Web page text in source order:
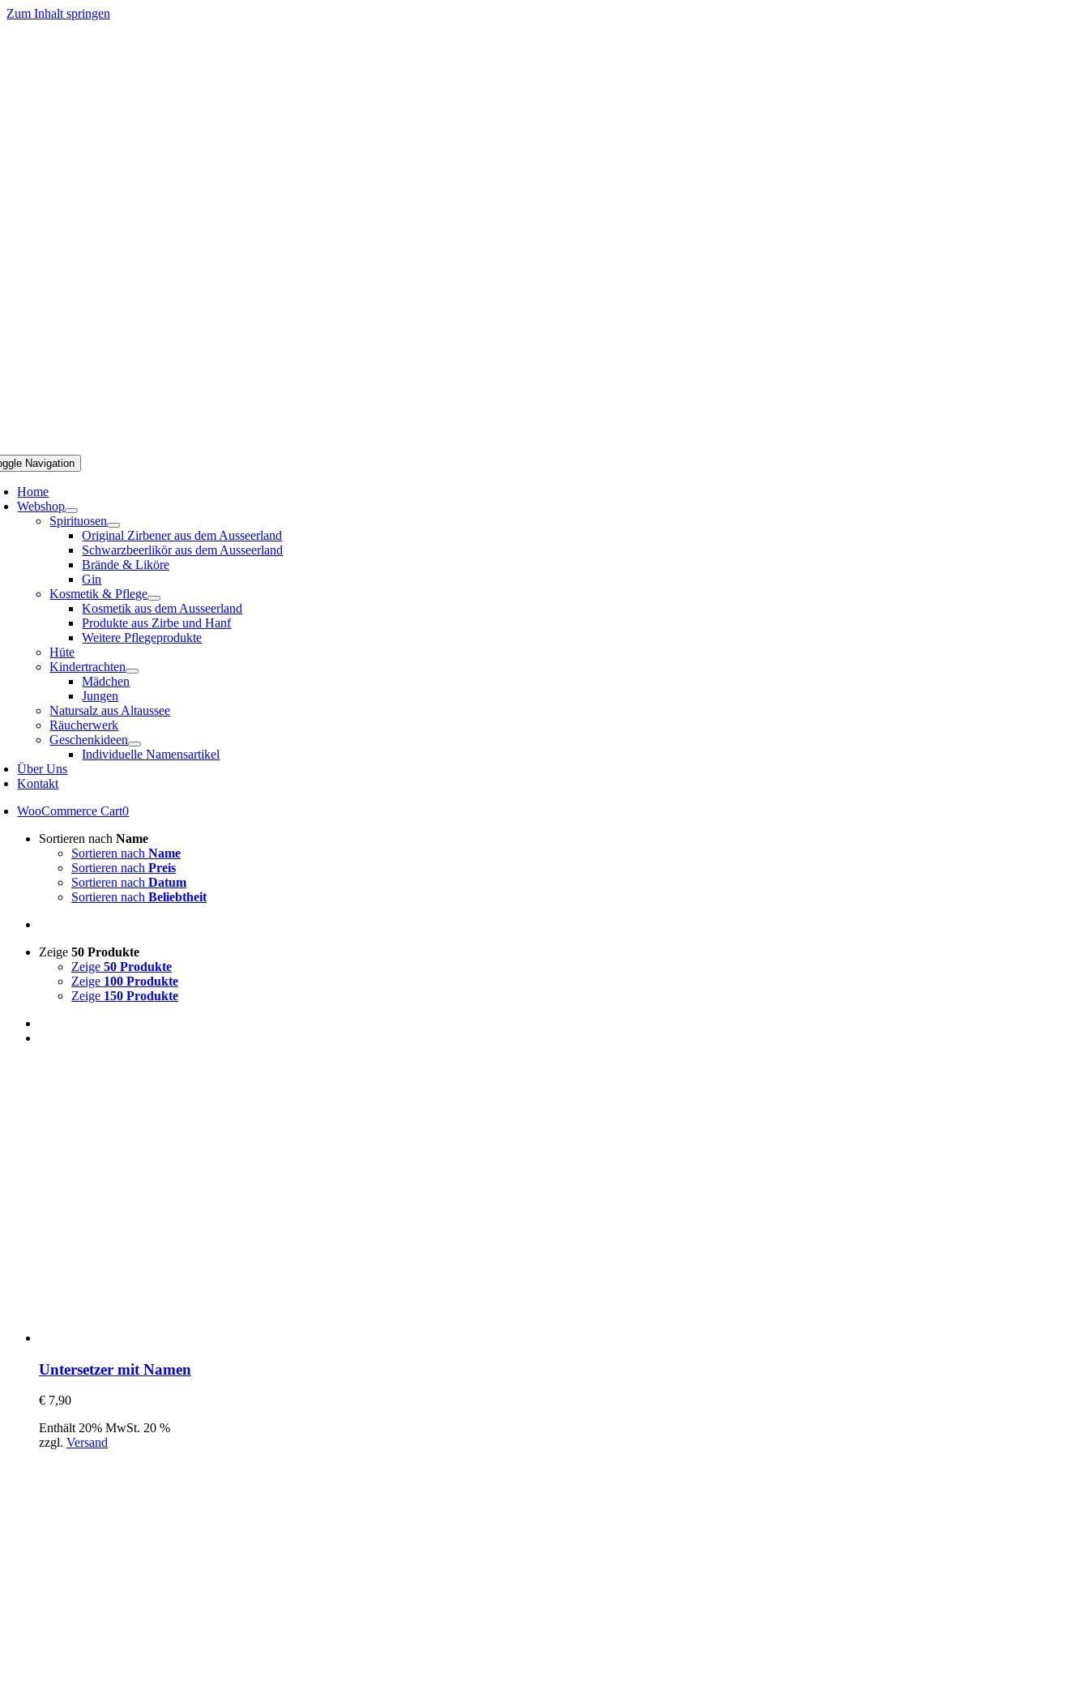
Zum Inhalt springen
Navigation
Home
Webshop
Spirituosen
Original Zirbener aus dem Ausseerland
Schwarzbeerlikör aus dem Ausseerland
Brände & Liköre
Gin
Kosmetik & Pflege
Kosmetik aus dem Ausseerland
Produkte aus Zirbe und Hanf
Weitere Pflegeprodukte
Hüte
Kindertrachten
Mädchen
Jungen
Natursalz aus Altaussee
Räucherwerk
Geschenkideen
Individuelle Namensartikel
Über Uns
Kontakt
WooCommerce Cart0
Sortieren nach Name
Sortieren nach Name
Sortieren nach Preis
Sortieren nach Datum
Sortieren nach Beliebtheit
Zeige 50 Produkte
Zeige 50 Produkte
Zeige 100 Produkte
Zeige 150 Produkte
Untersetzer mit Namen
€ 7,90
Enthält 20% MwSt. 20 %
zzgl. Versand